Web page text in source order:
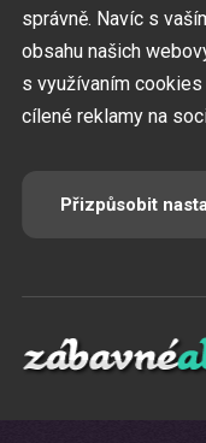
Zajistíme Vám
zajištění zábavných a
pobaví bezpečně
neomezují. Jsou
bezpečnou střelbu
dřepů, nebo kliků, nebo
správně. Navíc s
obsahu našich
s využívaním
cílené reklamy na
Přizpůsobit